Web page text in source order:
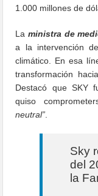
1.000 millones de
La ministra de
a la intervención
climático. En esa
transformación
Destacó que SKY
quiso
neutral”
Sky
del
la